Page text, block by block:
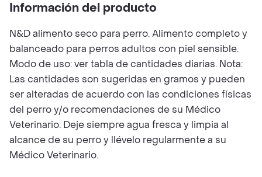
Información del producto
N&D alimento seco para perro. Alimento completo y
balanceado para perros adultos con piel sensible.
Modo de uso: ver tabla de cantidades diarias. Nota:
Las cantidades son sugeridas en gramos y pueden
ser alteradas de acuerdo con las condiciones físicas
del perro y/o recomendaciones de su Médico
Veterinario. Deje siempre agua fresca y limpia al
alcance de su perro y llévelo regularmente a su
Médico Veterinario.